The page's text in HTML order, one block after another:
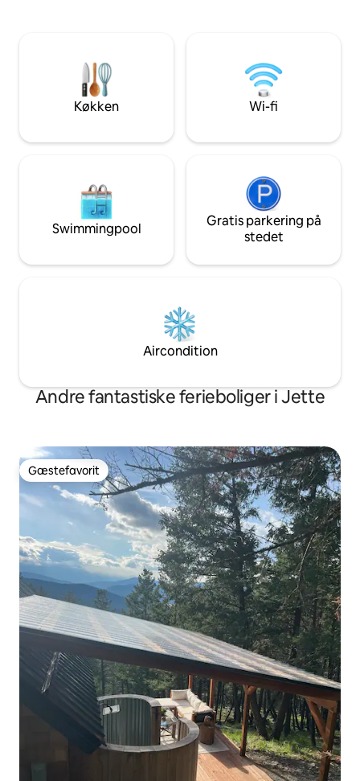
eller opdaget det bedste af Glacier
Country. Med en queensize-
dobbeltseng plus to ekstra
gulvmadrasser til fleksible
afsondrede hytte et roligt ophold i
booke i dag, opfordrer vi dig til at
gemme dette opslag som favorit, så du
nemt kan vende tilbage til det, når du er
trækkes op. +
til parker,
mere. 1
gade væk!
Køkken Wi-fi
Swimmingpool
Gratis parkering på
stedet
Aircondition
Andre fantastiske ferieboliger i Jette
Gæstefavorit
Gæstefavorit